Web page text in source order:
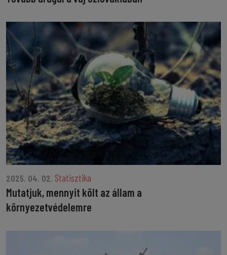
2025. 04. 02. Statisztika
Mutatjuk, mennyit költ az állam a
környezetvédelemre